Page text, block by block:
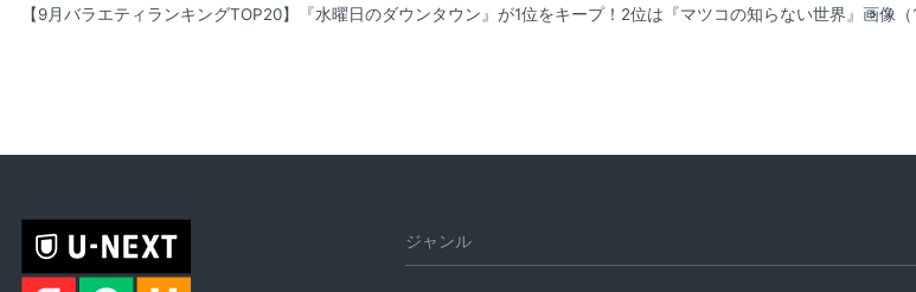
【9月バラエティランキングTOP20】『水曜日のダウンタウン』が1位をキープ！2位は『マツコの知らない世界』 画像（
ジャンル